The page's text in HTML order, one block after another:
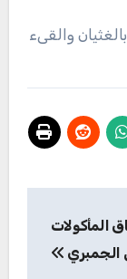
والقىء
المأكولات
الجمبري